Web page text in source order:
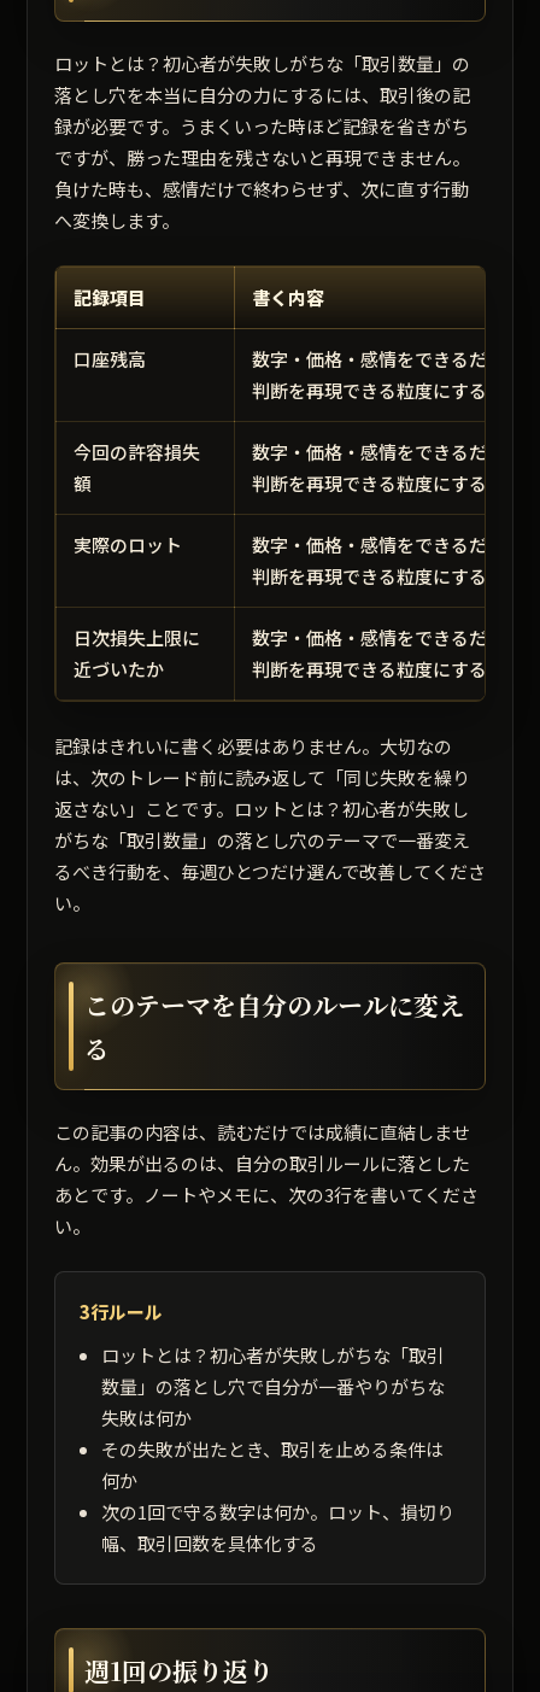
ロットとは？初心者が失敗しがちな「取引数量」の
落とし穴を本当に自分の力にするには、取引後の記
録が必要です。うまくいった時ほど記録を省きがち
ですが、勝った理由を残さないと再現できません。
負けた時も、感情だけで終わらせず、次に直す行動
へ変換します。
記録項目 書く内容
口座残高
数字・価格・感情をできるだけ短
判断を再現できる粒度にする。
今回の許容損失
額
数字・価格・感情をできるだけ短
判断を再現できる粒度にする。
実際のロット
数字・価格・感情をできるだけ短
判断を再現できる粒度にする。
日次損失上限に
近づいたか
数字・価格・感情をできるだけ短
判断を再現できる粒度にする。
記録はきれいに書く必要はありません。大切なの
は、次のトレード前に読み返して「同じ失敗を繰り
返さない」ことです。ロットとは？初心者が失敗し
がちな「取引数量」の落とし穴のテーマで一番変え
るべき行動を、毎週ひとつだけ選んで改善してくださ
い。
このテーマを自分のルールに変え
る
この記事の内容は、読むだけでは成績に直結しませ
ん。効果が出るのは、自分の取引ルールに落とした
あとです。ノートやメモに、次の3行を書いてくださ
い。
3行ルール
ロットとは？初心者が失敗しがちな「取引
数量」の落とし穴で自分が一番やりがちな
失敗は何か
その失敗が出たとき、取引を止める条件は
何か
次の1回で守る数字は何か。ロット、損切り
幅、取引回数を具体化する
週1回の振り返り